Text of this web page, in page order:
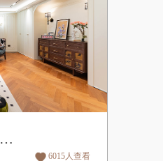
华科高层小区165㎡ | 法式,中古风
6015人查看